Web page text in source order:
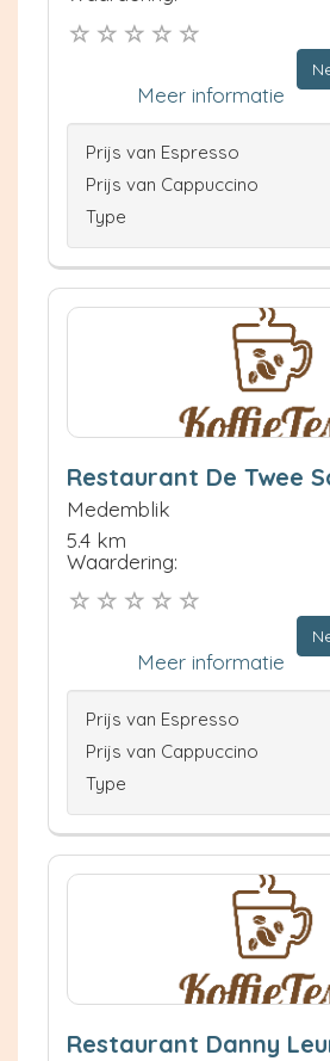
Meer informatie
Prijs van Espresso
Prijs van Cappuccino
Type
Restaurant De Twee
Medemblik
5.4 km
Waardering:
Meer informatie
Prijs van Espresso
Prijs van Cappuccino
Type
Restaurant Danny